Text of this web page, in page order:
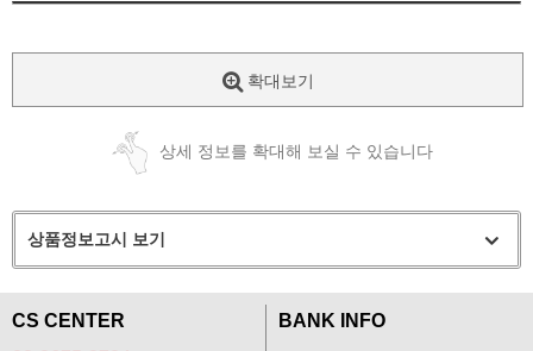
확대보기
상세 정보를 확대해 보실 수 있습니다
상품정보고시 보기
CS CENTER
BANK INFO